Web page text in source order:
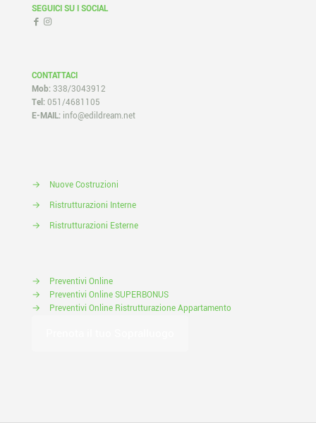
SEGUICI SU I SOCIAL
CONTATTACI
Mob: 338/3043912
Tel: 051/4681105
E-MAIL: info@edildream.net
→
Nuove Costruzioni
→
Ristrutturazioni Interne
→
Ristrutturazioni Esterne
→
Preventivi Online
→
Preventivi Online SUPERBONUS
→
Preventivi Online Ristrutturazione Appartamento